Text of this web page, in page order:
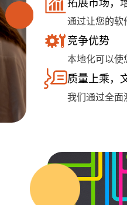
拓展市场，
通过让您的软
竞争优势
本地化可以使
质量上乘，
我们通过全面